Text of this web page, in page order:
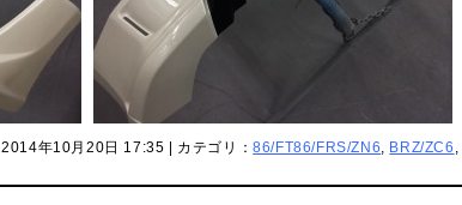
2014年10月20日 17:35 | カテゴリ：86/FT86/FRS/ZN6, BRZ/ZC6 ,